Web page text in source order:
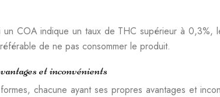
un COA indique un taux de THC supérieur à
de ne pas consommer le produit.
et inconvénients
chacune ayant ses propres avantages et